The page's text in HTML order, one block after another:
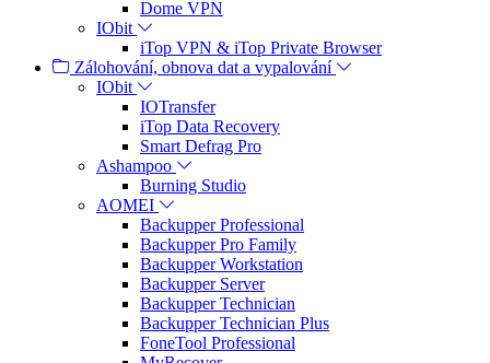
Dome VPN
IObit
iTop VPN & iTop Private Browser
Zálohování, obnova dat a vypalování
IObit
IOTransfer
iTop Data Recovery
Smart Defrag Pro
Ashampoo
Burning Studio
AOMEI
Backupper Professional
Backupper Pro Family
Backupper Workstation
Backupper Server
Backupper Technician
Backupper Technician Plus
FoneTool Professional